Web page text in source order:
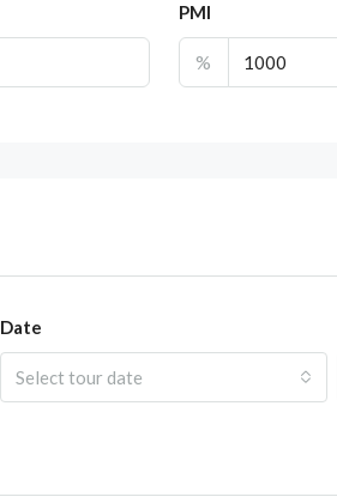
PMI
%
Date
Select tour date